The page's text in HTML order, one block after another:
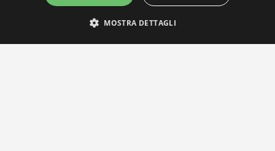
MOSTRA DETTAGLI